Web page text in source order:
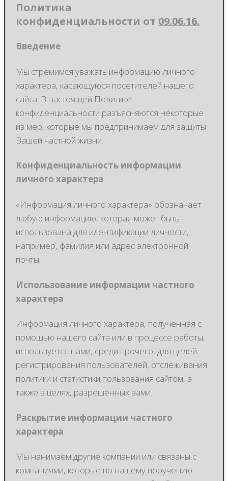
Политика
конфиденциальности от 09.06.16.
Введение
Мы стремимся уважать информацию личного
характера, касающуюся посетителей нашего
сайта. В настоящей Политике
конфиденциальности разъясняются некоторые
из мер, которые мы предпринимаем для защиты
Вашей частной жизни.
Конфиденциальность информации
личного характера
«Информация личного характера» обозначает
любую информацию, которая может быть
использована для идентификации личности,
например, фамилия или адрес электронной
почты.
Использование информации частного
характера
Информация личного характера, полученная с
помощью нашего сайта или в процессе работы,
используется нами, среди прочего, для целей
регистрирования пользователей, отслеживания
политики и статистики пользования сайтом, а
также в целях, разрешенных вами.
Раскрытие информации частного
характера
Мы нанимаем другие компании или связаны с
компаниями, которые по нашему поручению